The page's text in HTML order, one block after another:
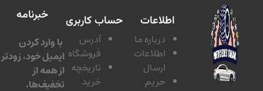
اطلاعات
درباره ما
اطلاعات
ارسال
حریم
حساب کاربری
آدرس
فروشگاه
تاریخچه
خبرنامه
با وارد کردن
ایمیل خود، زودتر
از همه از
تخفیف‌ها،